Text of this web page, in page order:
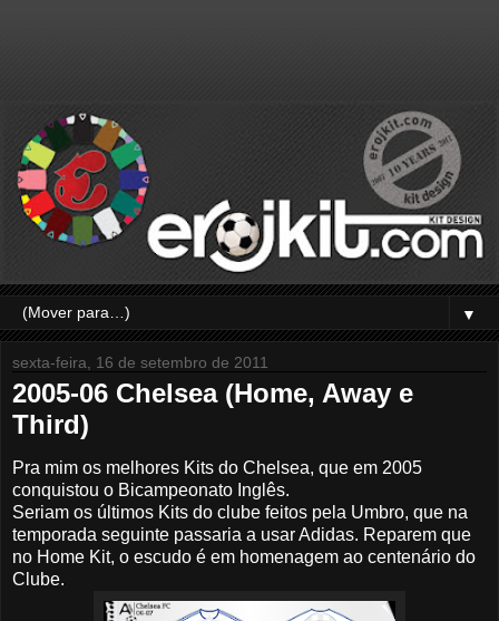
▼
sexta-feira, 16 de setembro de 2011
2005-06 Chelsea (Home, Away e
Third)
Pra mim os melhores Kits do Chelsea, que em 2005
conquistou o Bicampeonato Inglês.
Seriam os últimos Kits do clube feitos pela Umbro, que na
temporada seguinte passaria a usar Adidas. Reparem que
no Home Kit, o escudo é em homenagem ao centenário do
Clube.